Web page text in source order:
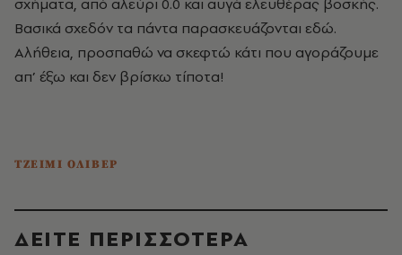
Βασικά σχεδόν τα πάντα παρασκευάζονται εδώ.
Αλήθεια, προσπαθώ να σκεφτώ κάτι που αγοράζουμε
απ’ έξω και δεν βρίσκω τίποτα!
ΤΖΕΙΜΙ ΟΛΙΒΕΡ
ΔΕΙΤΕ ΠΕΡΙΣΣΟΤΕΡΑ